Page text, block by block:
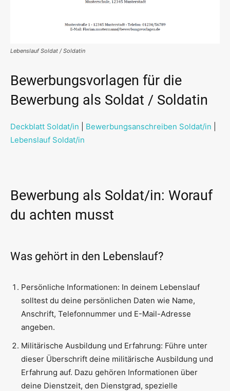
Lebenslauf Soldat / Soldatin
Bewerbungsvorlagen für die
Bewerbung als Soldat / Soldatin
Deckblatt Soldat/in Bewerbungsanschreiben Soldat/in
Lebenslauf Soldat/in
Bewerbung als Soldat/in: Worauf
du achten musst
Was gehört in den Lebenslauf?
Persönliche Informationen: In deinem Lebenslauf
solltest du deine persönlichen Daten wie Name,
Anschrift, Telefonnummer und E-Mail-Adresse
angeben.
Militärische Ausbildung und Erfahrung: Führe unter
dieser Überschrift deine militärische Ausbildung und
Erfahrung auf. Dazu gehören Informationen über
deine Dienstzeit, den Dienstgrad, spezielle